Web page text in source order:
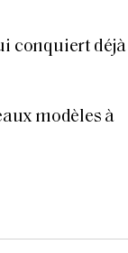
conquiert déjà
modèles à